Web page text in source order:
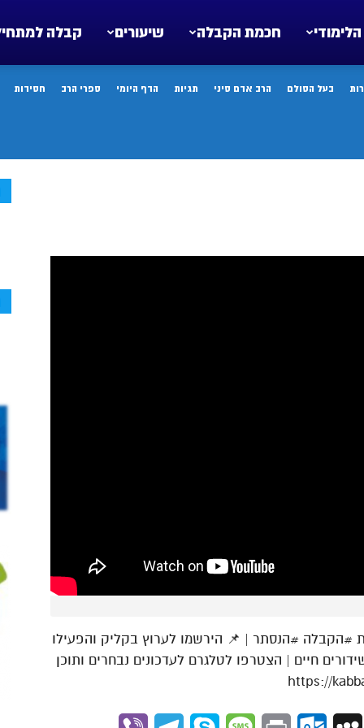
קבלה שיעורים חכמת הקבלה
בעל הסולם הרב אדם סיני תגיות הדף היומי ספרי הרב חסידות
#הנסתר | 📌 הירשמו לערוץ בקליק והפעילו
חיים | הצטרפו לטלגרם לעדכונים נבחרים ותוכן